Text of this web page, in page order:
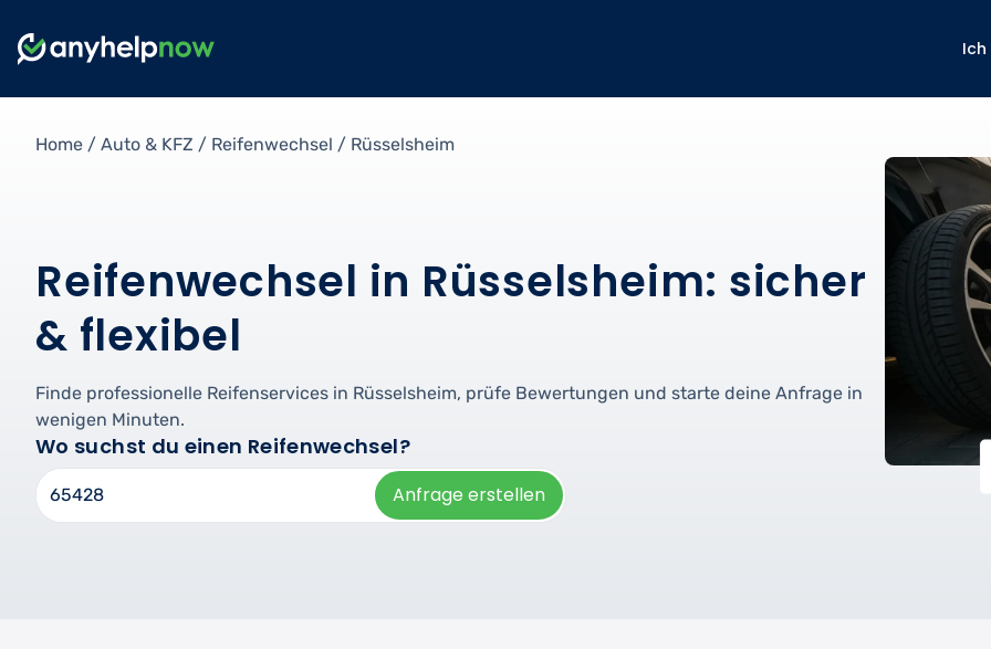
Ich
Home / Auto & KFZ / Reifenwechsel / Rüsselsheim
Reifenwechsel in Rüsselsheim: sicher
& flexibel
Finde professionelle Reifenservices in Rüsselsheim, prüfe Bewertungen und starte deine Anfrage in
wenigen Minuten.
Wo suchst du einen Reifenwechsel?
Anfrage erstellen